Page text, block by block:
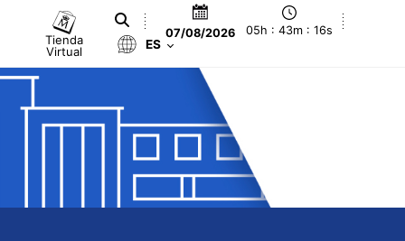
Tienda
Virtual
07/08/2026 05h : 43m : 16s
ES